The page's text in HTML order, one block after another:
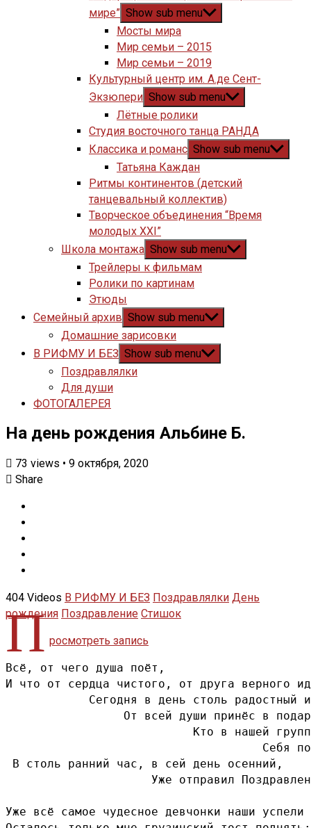
мире” Show sub menu
Мосты мира
Мир семьи – 2015
Мир семьи – 2019
Культурный центр им. А.де Сент-
Экзюпери Show sub menu
Лётные ролики
Студия восточного танца РАНДА
Классика и романс Show sub menu
Татьяна Каждан
Ритмы континентов (детский
танцевальный коллектив)
Творческое объединения “Время
молодых XXI”
Школа монтажа Show sub menu
Трейлеры к фильмам
Ролики по картинам
Этюды
Семейный архив Show sub menu
Домашние зарисовки
В РИФМУ И БЕЗ Show sub menu
Поздравлялки
Для души
ФОТОГАЛЕРЕЯ
На день рождения Альбине Б.
73 views • 9 октября, 2020
Share
404 Videos В РИФМУ И БЕЗ Поздравлялки День
рождения Поздравление Стишок
П росмотреть запись
Всё, от чего душа поёт,
И что от сердца чистого, от друга верного
Сегодня в день столь радостный и
От всей души принёс в
Кто в нашей группе
Себя
В столь ранний час, в сей день осенний,
Уже отправил
Уже всё самое чудесное девчонки наши